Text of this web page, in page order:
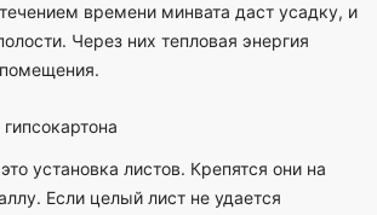
времени минвата даст усадку, и
Через них тепловая энергия
установка листов. Крепятся они на
Если целый лист не удается